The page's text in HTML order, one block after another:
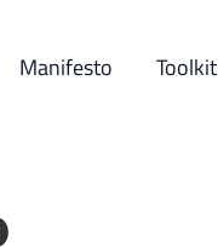
Manifesto Toolkit